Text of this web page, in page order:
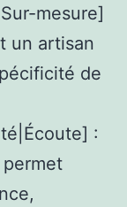
mesure]
un artisan
de
: